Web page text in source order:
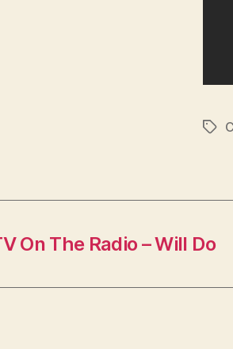
On The Radio – Will Do